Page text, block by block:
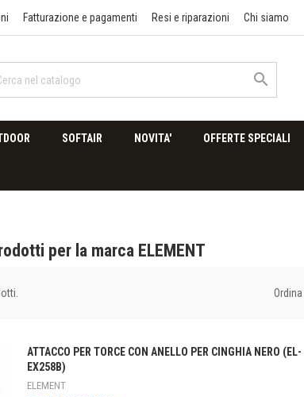
Fatturazione e pagamenti Resi e riparazioni Chi siamo

SOFTAIR NOVITA' OFFERTE SPECIALI
per la marca ELEMENT
ATTACCO PER TORCE CON ANELLO PER CINGHIA NERO (EL-
EX258B)
ELEMENT